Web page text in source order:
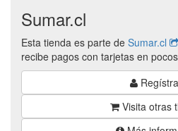
Sumar.cl
Esta tienda es parte de Sumar.cl
recibe pagos con tarjetas en
Visita otras